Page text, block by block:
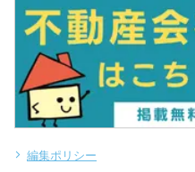
編集ポリシー